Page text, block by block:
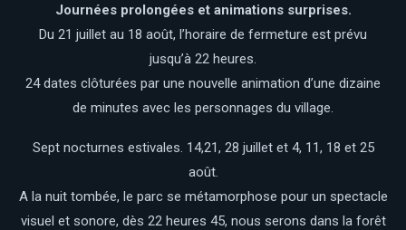
Journées prolongées et animations surprises.
Du 21 juillet au 18 août, l’horaire de fermeture est prévu
jusqu’à 22 heures.
24 dates clôturées par une nouvelle animation d’une dizaine
de minutes avec les personnages du village.
Sept nocturnes estivales. 14,21, 28 juillet et 4, 11, 18 et 25
août.
A la nuit tombée, le parc se métamorphose pour un spectacle
visuel et sonore, dès 22 heures 45, nous serons dans la forêt